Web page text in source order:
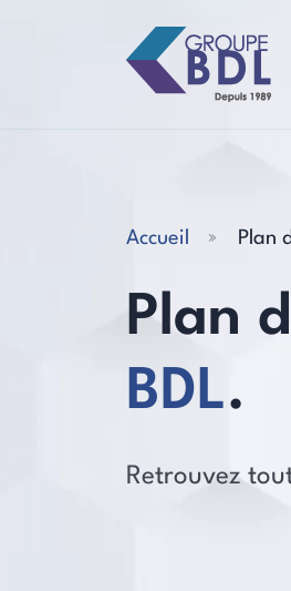
Accueil Plan
Plan
BDL.
Retrouvez